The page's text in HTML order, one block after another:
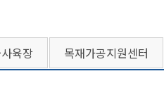
육장 목재가공지원센터